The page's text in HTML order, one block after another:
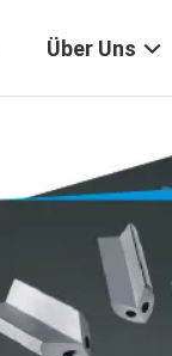
Über Uns